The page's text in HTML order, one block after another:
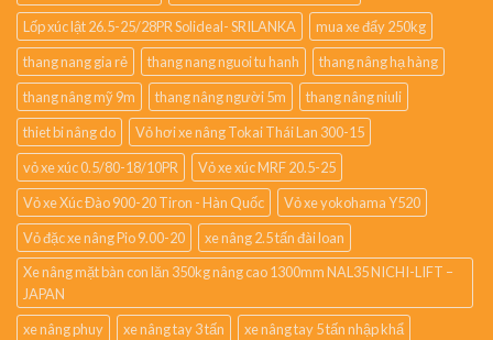
Lốp xúc lật 26.5-25/28PR Solideal- SRILANKA
mua xe đẩy 250kg
thang nang gia rẻ
thang nang nguoi tu hanh
thang nâng hạ hàng
thang nâng mỹ 9m
thang nâng người 5m
thang nâng niuli
thiet bi nâng do
Vỏ hơi xe nâng Tokai Thái Lan 300-15
vỏ xe xúc 0.5/80-18/10PR
Vỏ xe xúc MRF 20.5-25
Vỏ xe Xúc Đào 900-20 Tiron - Hàn Quốc
Vỏ xe yokohama Y520
Vỏ đặc xe nâng Pio 9.00-20
xe nâng 2.5 tấn đài loan
Xe nâng mặt bàn con lăn 350kg nâng cao 1300mm NAL35 NICHI-LIFT –
JAPAN
xe nâng phuy
xe nâng tay 3 tấn
xe nâng tay 5 tấn nhập khẩ